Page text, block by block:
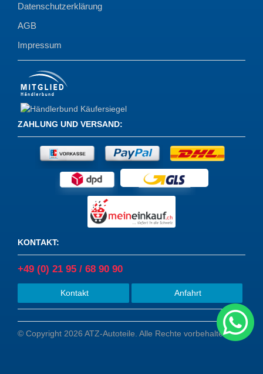
Datenschutzerklärung
AGB
Impressum
ZAHLUNG UND VERSAND:
KONTAKT:
+49 (0) 21 95 / 68 90 90
Kontakt Anfahrt
© Copyright 2026 ATZ-Autoteile. Alle Rechte vorbehalten.